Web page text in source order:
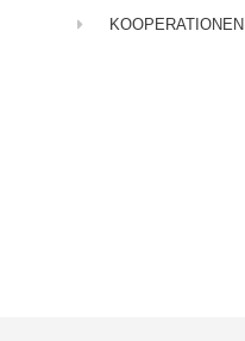
KOOPERATIONEN